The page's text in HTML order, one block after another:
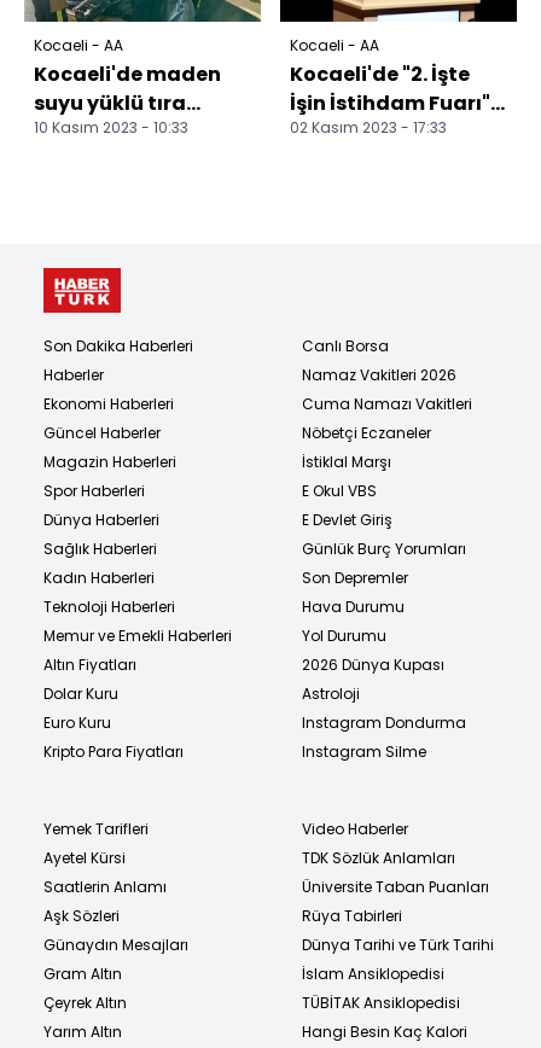
Kocaeli - AA
Kocaeli'de maden
suyu yüklü tıra
çarpan
10 Kasım 2023 - 10:33
Kocaeli - AA
Kocaeli'de "2. İşte
İşin İstihdam Fuarı"
başladı
02 Kasım 2023 - 17:33
Son Dakika Haberleri
Haberler
Ekonomi Haberleri
Güncel Haberler
Magazin Haberleri
Spor Haberleri
Dünya Haberleri
Sağlık Haberleri
Kadın Haberleri
Teknoloji Haberleri
Memur ve Emekli Haberleri
Altın Fiyatları
Dolar Kuru
Euro Kuru
Kripto Para Fiyatları
Canlı Borsa
Namaz Vakitleri 2026
Cuma Namazı Vakitleri
Nöbetçi Eczaneler
İstiklal Marşı
E Okul VBS
E Devlet Giriş
Günlük Burç Yorumları
Son Depremler
Hava Durumu
Yol Durumu
2026 Dünya Kupası
Astroloji
Instagram Dondurma
Instagram Silme
Yemek Tarifleri
Ayetel Kürsi
Saatlerin Anlamı
Aşk Sözleri
Günaydın Mesajları
Gram Altın
Çeyrek Altın
Yarım Altın
Video Haberler
TDK Sözlük Anlamları
Üniversite Taban Puanları
Rüya Tabirleri
Dünya Tarihi ve Türk Tarihi
İslam Ansiklopedisi
TÜBİTAK Ansiklopedisi
Hangi Besin Kaç Kalori